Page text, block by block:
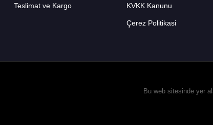
Teslimat ve Kargo KVKK Kanunu
Çerez Politikasi
Bu web sitesinde yer